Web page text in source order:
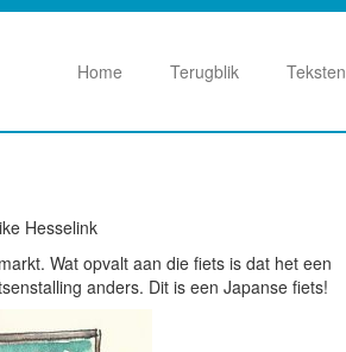
Home Terugblik Teksten
Hesselink
Wat opvalt aan die fiets is dat het een
anders. Dit is een Japanse fiets!